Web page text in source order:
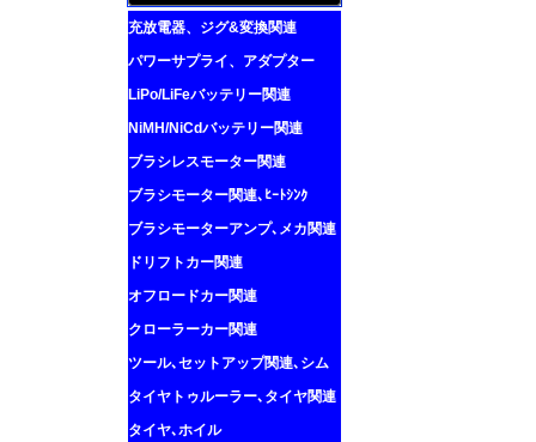
充放電器、ジグ&変換関連
パワーサプライ、アダプター
LiPo/LiFeバッテリー関連
NiMH/NiCdバッテリー関連
ブラシレスモーター関連
ブラシモーター関連､ﾋｰﾄｼﾝｸ
ブラシモーターアンプ､メカ関連
ドリフトカー関連
オフロードカー関連
クローラーカー関連
ツール､セットアップ関連､シム
タイヤトゥルーラー､タイヤ関連
タイヤ､ホイル